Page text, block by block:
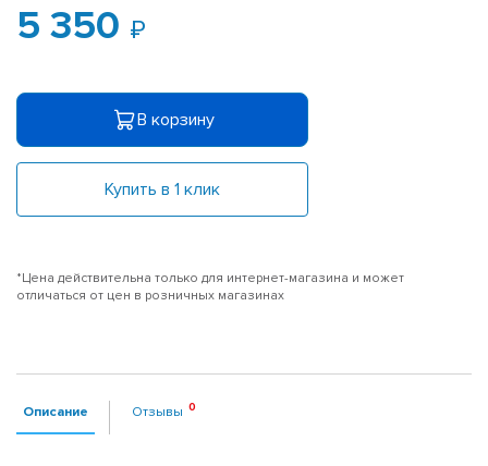
5 350
В корзину
Купить в 1 клик
*Цена действительна только для интернет-магазина и может
отличаться от цен в розничных магазинах
Описание Отзывы